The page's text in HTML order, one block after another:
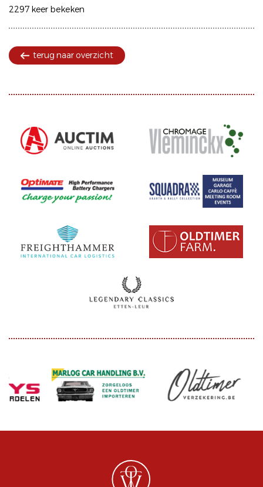
2297 keer bekeken
terug naar overzicht